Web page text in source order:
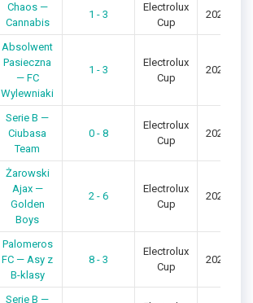
Chaos —
Cannabis
1 - 3
Electrolux
Cup
2024/
Absolwent
Pasieczna
— FC
Wylewniaki
1 - 3
Electrolux
Cup
2024/
Serie B —
Ciubasa
Team
0 - 8
Electrolux
Cup
2024/
Żarowski
Ajax —
Golden
Boys
2 - 6
Electrolux
Cup
2024/
Palomeros
FC — Asy z
B-klasy
8 - 3
Electrolux
Cup
2024/
Serie B —